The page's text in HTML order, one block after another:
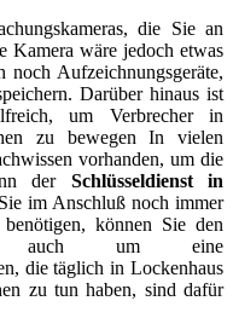
die Sie an
Kamera wäre jedoch etwas
noch Aufzeichnungsgeräte,
Darüber hinaus ist
um Verbrecher in
zu bewegen In vielen
vorhanden, um die
der Schlüsseldienst in
im Anschluß noch immer
können Sie den
um eine
die täglich in Lockenhaus
zu tun haben, sind dafür